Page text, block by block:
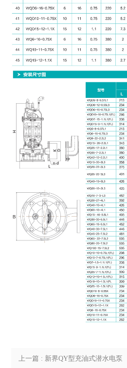
上一篇 : 新界QY型充油式潜水电泵